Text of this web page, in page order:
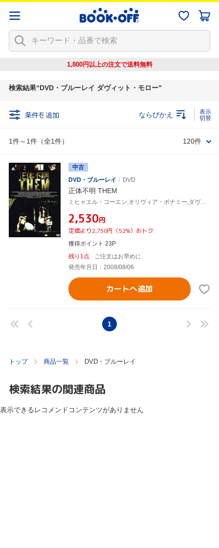
1,800円以上の注文で送料無料
検索結果 DVD・ブルーレイ ダヴィット・モロー
条件を追加
1件～1件（全1件）
ならびかえ
120件
中古
DVD・ブルーレイ
DVD
正体不明 THEM
ミヒャエル・コーエン,オリヴィア・ボナミー,ダヴィット・モロー(監督),ザヴィエ・パリュ(監督)
¥2,530円
定価より2,750円（52%）おトク
獲得ポイント 23P
残り1点
ご注文はお早めに
発売年月日：2008/08/06
カートへ追加
1
トップ 商品一覧 DVD・ブルーレイ
検索結果の関連商品
表示できるレコメンドコンテンツがありません